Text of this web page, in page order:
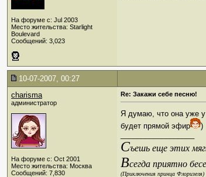
На форуме с: Jul 2003
Место жительства: Starlight
Boulevard
Сообщений: 3,023
10-07-2007, 00:27
charisma
администратор
На форуме с: Oct 2001
Место жительства: Москва
Сообщений: 7,830
Re: Закажи себе песню!
Я думаю, что она уже у
будет прямой эфир
)
Съешь еще этих
Всегда приятно
(Приключения принца Флоризеля)